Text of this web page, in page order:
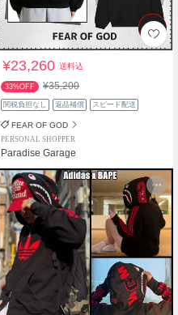
¥23,260送料込
33%OFF ¥35,200
関税負担なし 返品補償 スピード配送
FEAR OF GOD
PERSONAL SHOPPER
Paradise Garage